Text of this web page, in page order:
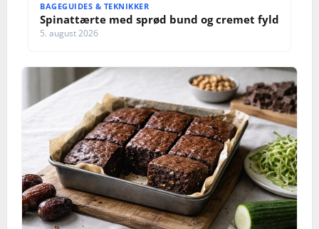
BAGEGUIDES & TEKNIKKER
Spinattærte med sprød bund og cremet fyld
5. august 2026